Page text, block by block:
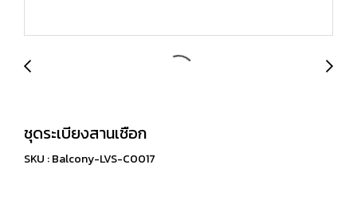
ชุดระเบียงสานเชือก
SKU : Balcony-LVS-C0017